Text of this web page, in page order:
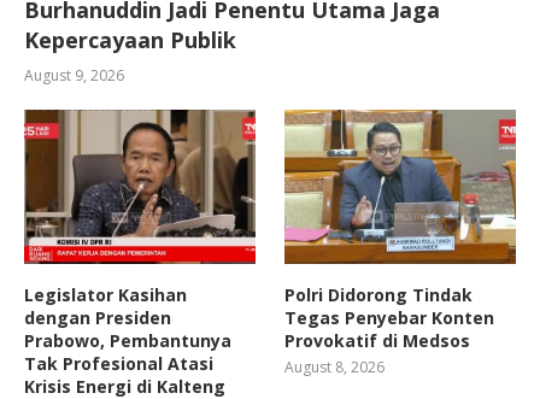
Burhanuddin Jadi Penentu Utama Jaga
Kepercayaan Publik
August 9, 2026
Legislator Kasihan
dengan Presiden
Prabowo, Pembantunya
Tak Profesional Atasi
Krisis Energi di Kalteng
Polri Didorong Tindak
Tegas Penyebar Konten
Provokatif di Medsos
August 8, 2026